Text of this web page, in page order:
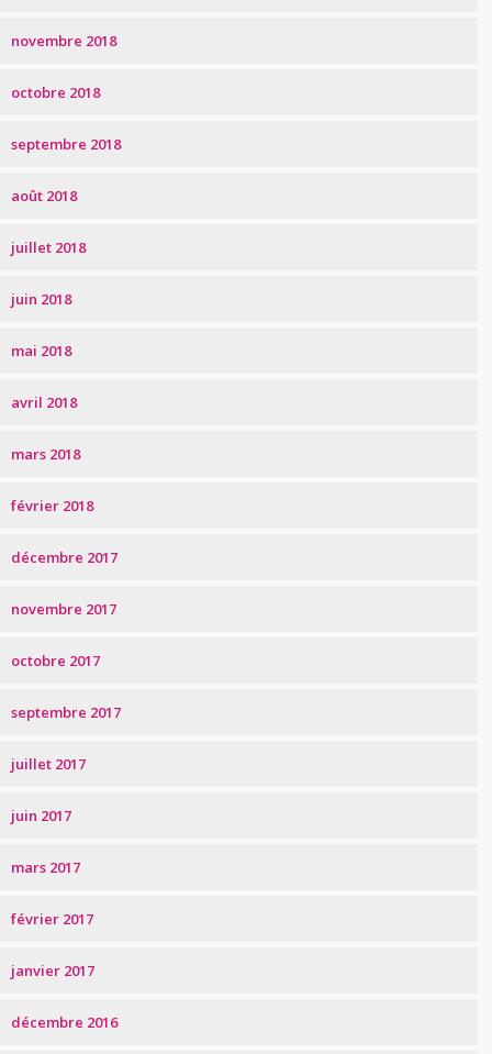
novembre 2018
octobre 2018
septembre 2018
août 2018
juillet 2018
juin 2018
mai 2018
avril 2018
mars 2018
février 2018
décembre 2017
novembre 2017
octobre 2017
septembre 2017
juillet 2017
juin 2017
mars 2017
février 2017
janvier 2017
décembre 2016